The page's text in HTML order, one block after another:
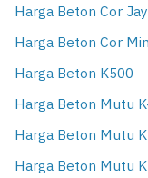
Harga Beton Cor
Harga Beton Cor
Harga Beton K500
Harga Beton Mutu
Harga Beton Mutu
Harga Beton Mutu